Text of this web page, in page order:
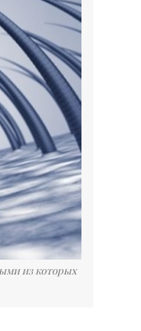
из которых